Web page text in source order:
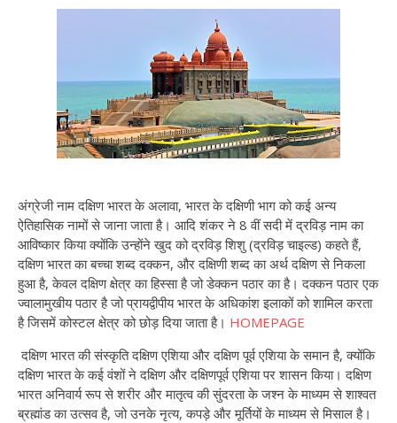
अंग्रेजी नाम दक्षिण भारत के अलावा, भारत के दक्षिणी भाग को कई अन्य
ऐतिहासिक नामों से जाना जाता है। आदि शंकर ने 8 वीं सदी में द्रविड़ नाम का
आविष्कार किया क्योंकि उन्होंने खुद को द्रविड़ शिशु (द्रविड़ चाइल्ड) कहते हैं,
दक्षिण भारत का बच्चा शब्द दक्कन, और दक्षिणी शब्द का अर्थ दक्षिण से निकला
हुआ है, केवल दक्षिण क्षेत्र का हिस्सा है जो डेक्कन पठार का है। दक्कन पठार एक
ज्वालामुखीय पठार है जो प्रायद्वीपीय भारत के अधिकांश इलाकों को शामिल करता
है जिसमें कोस्टल क्षेत्र को छोड़ दिया जाता है। HOMEPAGE
दक्षिण भारत की संस्कृति दक्षिण एशिया और दक्षिण पूर्व एशिया के समान है, क्योंकि
दक्षिण भारत के कई वंशों ने दक्षिण और दक्षिणपूर्व एशिया पर शासन किया। दक्षिण
भारत अनिवार्य रूप से शरीर और मातृत्व की सुंदरता के जश्न के माध्यम से शाश्वत
ब्रह्मांड का उत्सव है, जो उनके नृत्य, कपड़े और मूर्तियों के माध्यम से मिसाल है।